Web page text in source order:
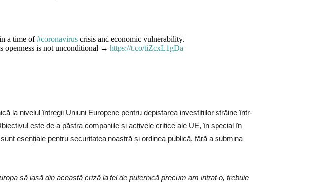
in a time of#coronavirus crisis and economic vulnerability.
openness is not unconditional →https://t.co/tiZcxL1gDa
la nivelul întregii Uniuni Europene pentru depistarea investițiilor străine într-
este de a păstra companiile și activele critice ale UE, în special în
esențiale pentru securitatea noastră și ordinea publică, fără a submina
să iasă din această criză la fel de puternică precum am intrat-o, trebuie